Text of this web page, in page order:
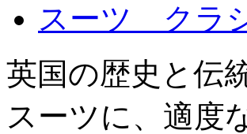
スーツ クラ
英国の歴史と伝
スーツに、適度